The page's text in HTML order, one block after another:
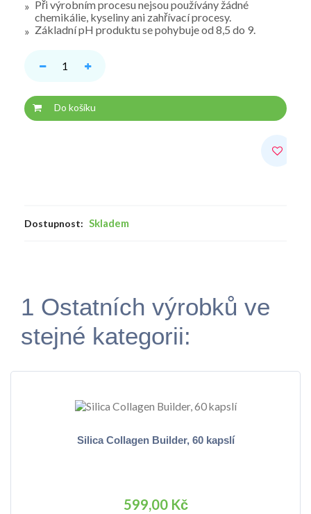
Při výrobním procesu nejsou používány žádné
chemikálie, kyseliny ani zahřívací procesy.
Základní pH produktu se pohybuje od 8,5 do 9.
Do košíku
Dostupnost: Skladem
1 Ostatních výrobků ve
stejné kategorii:
Silica Collagen Builder, 60 kapslí
599,00 Kč